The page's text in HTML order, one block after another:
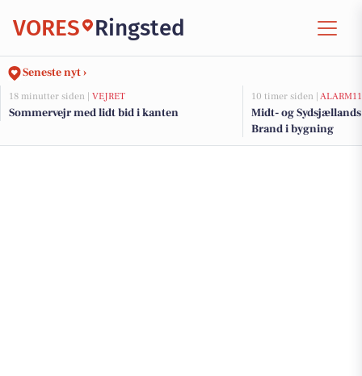
VORES Ringsted
Seneste nyt ›
18 minutter siden | VEJRET
Sommervejr med lidt bid i kanten
10 timer siden |
Midt- og
Brand i bygning